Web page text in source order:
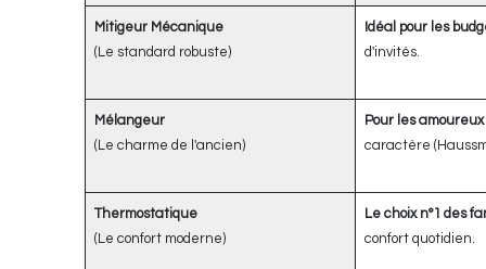
Mitigeur Mécanique
(Le standard robuste)
Idéal pour les
d'invités.
Mélangeur
(Le charme de l'ancien)
Pour les
caractère
Thermostatique
(Le confort moderne)
Le choix n°1 des
confort quotidien.